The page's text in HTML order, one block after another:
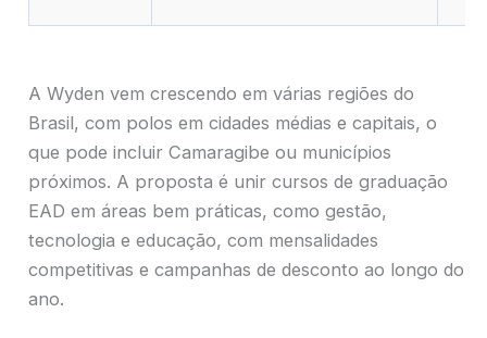
A Wyden vem crescendo em várias regiões do
Brasil, com polos em cidades médias e capitais, o
que pode incluir Camaragibe ou municípios
próximos. A proposta é unir cursos de graduação
EAD em áreas bem práticas, como gestão,
tecnologia e educação, com mensalidades
competitivas e campanhas de desconto ao longo do
ano.